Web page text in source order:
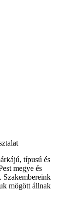
típusú és
megye és
Szakembereink
mögött állnak